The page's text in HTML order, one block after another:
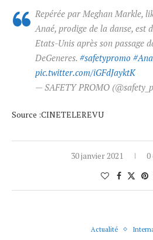
Repérée par Meghan Markle,
Anaé, prodige de la danse, est
Etats-Unis après son passage
DeGeneres. #safetypromo
pic.twitter.com/iGFdJayktK
— SAFETY PROMO
Source :CINETELEREVU
30 janvier 2021 0
Actualité